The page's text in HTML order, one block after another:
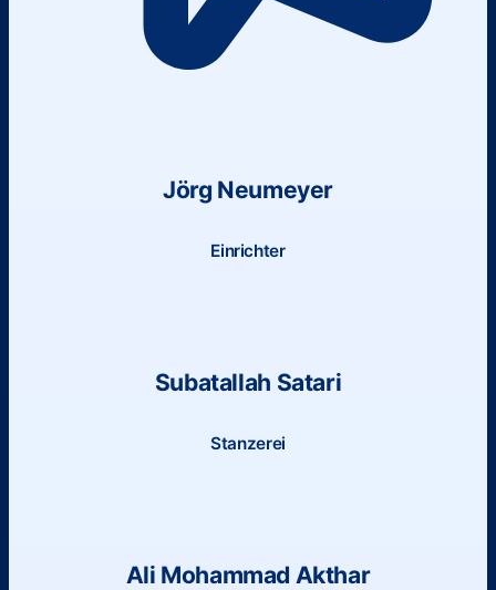
Jörg Neumeyer
Einrichter
Subatallah Satari
Stanzerei
Ali Mohammad Akthar